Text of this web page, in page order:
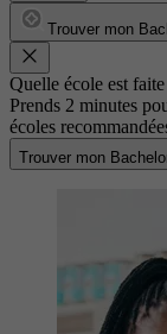
Trouver mon
Quelle école est
Prends 2 minutes
écoles